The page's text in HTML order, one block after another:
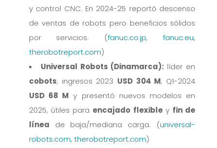
y control CNC. En 2024-25 reportó descenso
de ventas de robots pero beneficios sólidos
por servicios. (fanuc.co.jp,fanuc.eu,
therobotreport.com)
Universal Robots (Dinamarca): líder en
cobots; ingresos 2023 USD 304 M; Q1-2024
USD 68 M y presentó nuevos modelos en
2025, útiles para encajado flexibley fin de
línea de baja/mediana carga. (universal-
robots.com, therobotreport.com)